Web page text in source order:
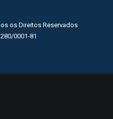
os Direitos Reservados
0001-81